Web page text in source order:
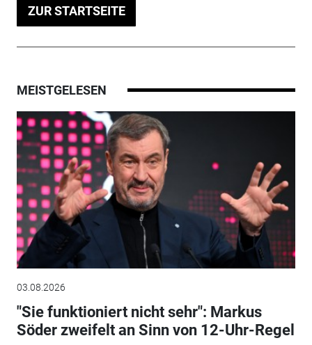
ZUR STARTSEITE
MEISTGELESEN
03.08.2026
"Sie funktioniert nicht sehr": Markus
Söder zweifelt an Sinn von 12-Uhr-Regel